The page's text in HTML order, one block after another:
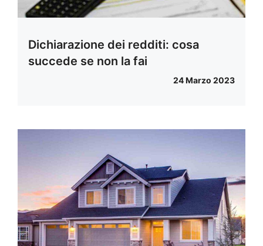
Dichiarazione dei redditi: cosa
succede se non la fai
24 Marzo 2023